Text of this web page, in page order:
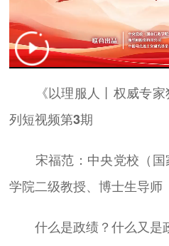
《以理服人丨权威专
列短视频第3期
宋福范：中央党校（国
学院二级教授、博士生导师
什么是政绩？什么又是